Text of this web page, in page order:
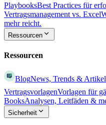
PlaybooksBest Practices für
Vertragsmanagement vs. Excel
mehr reicht.
Ressourcen
Ressourcen
BlogNews, Trends &
VertragsvorlagenVorlagen für
BooksAnalysen, Leitfäden &
Sicherheit